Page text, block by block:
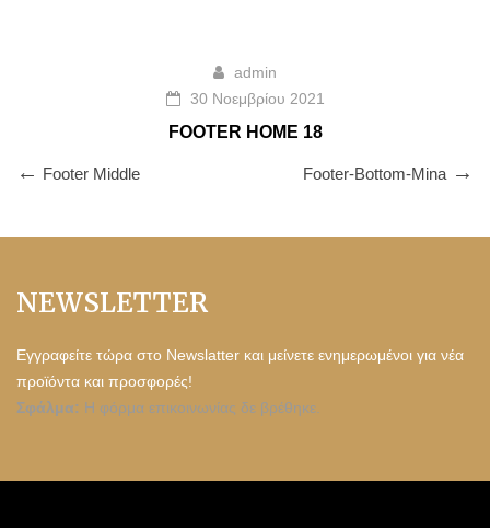
admin
30 Νοεμβρίου 2021
FOOTER HOME 18
Footer Middle Footer-Bottom-Mina
NEWSLETTER
Εγγραφείτε τώρα στο Newslatter και μείνετε ενημερωμένοι για νέα
προϊόντα και προσφορές!
Σφάλμα: Η φόρμα επικοινωνίας δε βρέθηκε.